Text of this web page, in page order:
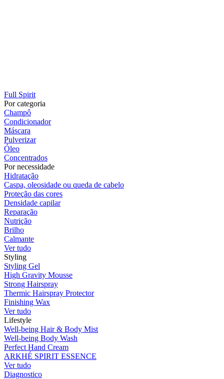
Full Spirit
Por categoria
Champô
Condicionador
Máscara
Pulverizar
Óleo
Concentrados
Por necessidade
Hidratação
Caspa, oleosidade ou queda de cabelo
Proteção das cores
Densidade capilar
Reparação
Nutrição
Brilho
Calmante
Ver tudo
Styling
Styling Gel
High Gravity Mousse
Strong Hairspray
Thermic Hairspray Protector
Finishing Wax
Ver tudo
Lifestyle
Well-being Hair & Body Mist
Well-being Body Wash
Perfect Hand Cream
ARKHÉ SPIRIT ESSENCE
Ver tudo
Diagnostico